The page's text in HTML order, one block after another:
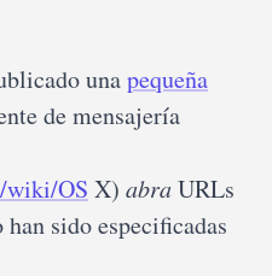
unapequeña
de mensajería
wiki/OS X) abraURLs
sido especificadas